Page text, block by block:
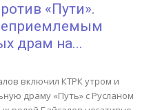
«Пути».
драм на...
включил КТРК утром и
драму «Путь» с Русланом